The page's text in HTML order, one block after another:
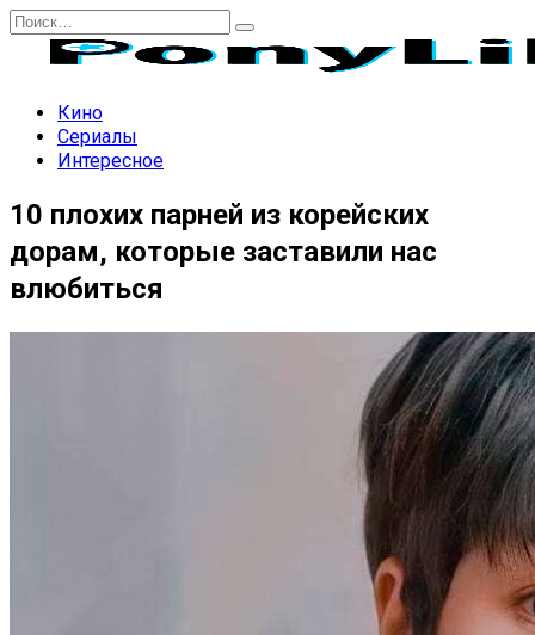
Перейти
содержанию
Search
Кино
Сериалы
Интересное
10 плохих парней из корейских
дорам, которые заставили нас
влюбиться